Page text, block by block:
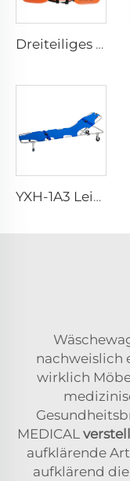
Dreiteiliges Arbeitsleben Weste für Erwachsene
YXH-1A3 Leichtgewichtiger Faltbarer Notfalltrage für Patienten
nachweislich
wirklich
MEDICAL
aufklärende
aufklärend